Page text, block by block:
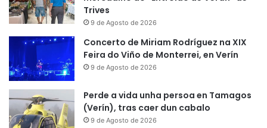
Trives
9 de Agosto de 2026
Concerto de Miriam Rodríguez na XIX
Feira do Viño de Monterrei, en Verín
9 de Agosto de 2026
Perde a vida unha persoa en Tamagos
(Verín), tras caer dun cabalo
9 de Agosto de 2026